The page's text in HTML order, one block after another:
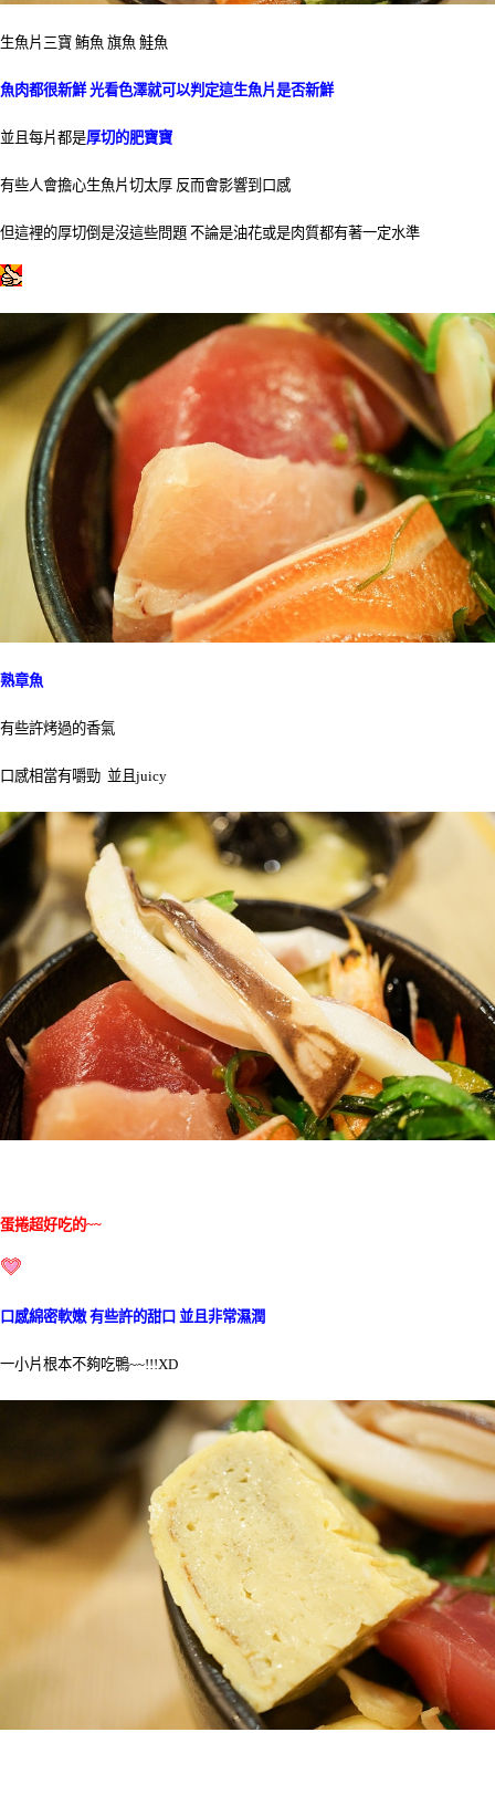
生魚片三寶 鮪魚 旗魚 鮭魚
魚肉都很新鮮 光看色澤就可以判定這生魚片是否新鮮
並且每片都是厚切的肥寶寶
有些人會擔心生魚片切太厚 反而會影響到口感
但這裡的厚切倒是沒這些問題 不論是油花或是肉質都有著一定水準
熟章魚
有些許烤過的香氣
口感相當有嚼勁 並且juicy
蛋捲超好吃的~~
口感綿密軟嫩 有些許的甜口 並且非常濕潤
一小片根本不夠吃鴨~~!!!XD